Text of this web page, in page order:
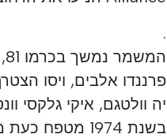
.
פרננדו אלבים, ויסו
יה וולטגם, איקי גלקסי
בשנת 1974 מטפח כעת מקומות עצמאיים ופרויקטים מתעוררים המאתגרים